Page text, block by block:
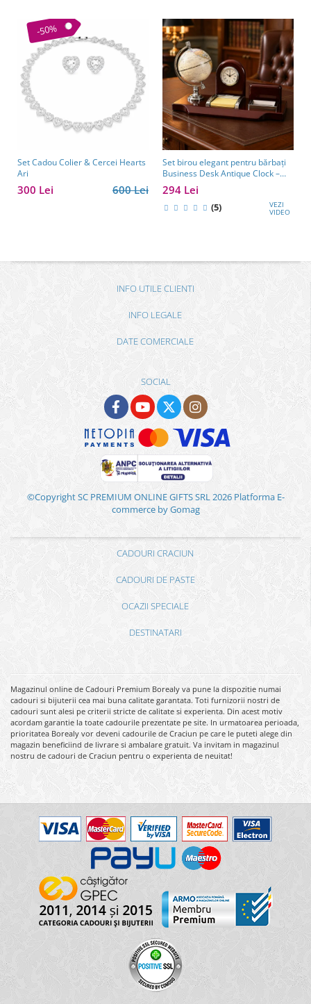
-50%
Set Cadou Colier & Cercei Hearts
Ari
600 Lei
300 Lei
Set birou elegant pentru bărbați
Business Desk Antique Clock –
cadou premium pentru șef, soț
sau partener de afaceri
294 Lei
(5) VEZI
VIDEO
INFO UTILE CLIENTI
INFO LEGALE
DATE COMERCIALE
SOCIAL
©Copyright SC PREMIUM ONLINE GIFTS SRL 2026 Platforma E-
commerce by Gomag
CADOURI CRACIUN
CADOURI DE PASTE
OCAZII SPECIALE
DESTINATARI
Magazinul online de Cadouri Premium Borealy va pune la dispozitie numai
cadouri si bijuterii cea mai buna calitate garantata. Toti furnizorii nostri de
cadouri sunt alesi pe criterii stricte de calitate si experienta. Din acest motiv
acordam garantie la toate cadourile prezentate pe site. In urmatoarea perioada,
prioritatea Borealy vor deveni cadourile de Craciun pe care le puteti alege din
magazin beneficiind de livrare si ambalare gratuit. Va invitam in magazinul
nostru de cadouri de Craciun pentru o experienta de neuitat!